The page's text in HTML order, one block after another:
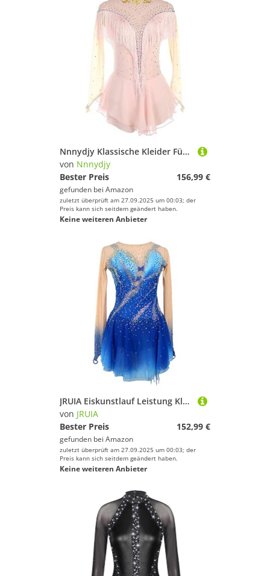
Nnnydjy Klassische Kleider Für Eiskunstlauf Auftritte Langarm Eistanzkostüm Mit Fransen Für Damen Trikots Für Rhythmische Sportgymnastik Für Mädchen Rhythmische,Rosa,L
von Nnnydjy
Bester Preis
156,99 €
gefunden bei Amazon
zuletzt überprüft am 27.09.2025 um 00:03; der
Preis kann sich seitdem geändert haben.
Keine weiteren Anbieter
JRUIA Eiskunstlauf Leistung Kleid Für Mädchen Eislauf Wettkampf Kostüm Für Damen Langarm Trikots Für Rhythmische Gymnastik Strass Handgefertigt Gradient,Blau,XXXL
von JRUIA
Bester Preis
152,99 €
gefunden bei Amazon
zuletzt überprüft am 27.09.2025 um 00:03; der
Preis kann sich seitdem geändert haben.
Keine weiteren Anbieter